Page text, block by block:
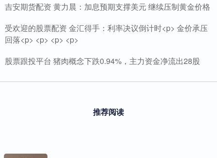
吉安期货配资 黄力晨：加息预期支撑美元 继续压制黄金价格
受欢迎的股票配资 金汇得手：利率决议倒计时<p> 金价承压
回落<p> <p> <p> <p>
股票跟投平台 猪肉概念下跌0.94%，主力资金净流出28股
推荐阅读